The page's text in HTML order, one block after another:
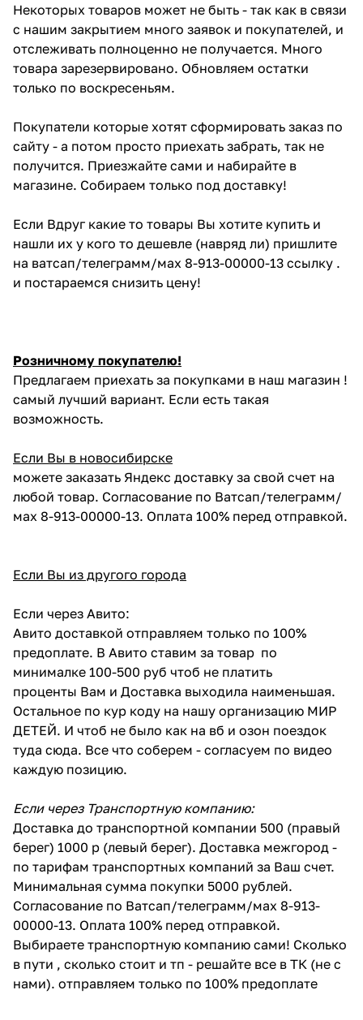
Некоторых товаров может не быть - так как в связи
с нашим закрытием много заявок и покупателей, и
отслеживать полноценно не получается. Много
товара зарезервировано. Обновляем остатки
только по воскресеньям.
Покупатели которые хотят сформировать заказ по
сайту - а потом просто приехать забрать, так не
получится. Приезжайте сами и набирайте в
магазине. Собираем только под доставку!
Если Вдруг какие то товары Вы хотите купить и
нашли их у кого то дешевле (навряд ли) пришлите
на ватсап/телеграмм/мах 8-913-00000-13 ссылку .
и постараемся снизить цену!
Розничному покупателю!
Предлагаем приехать за покупками в наш магазин !
самый лучший вариант. Если есть такая
возможность.
Если Вы в новосибирске
можете заказать Яндекс доставку за свой счет на
любой товар. Согласование по Ватсап/телеграмм/
мах 8-913-00000-13. Оплата 100% перед отправкой.
Если Вы из другого города
Если через Авито:
Авито доставкой отправляем только по 100%
предоплате. В Авито ставим за товар по
минималке 100-500 руб чтоб не платить
проценты Вам и Доставка выходила наименьшая.
Остальное по кур коду на нашу организацию МИР
ДЕТЕЙ. И чтоб не было как на вб и озон поездок
туда сюда. Все что соберем - согласуем по видео
каждую позицию.
Если через Транспортную компанию:
Доставка до транспортной компании 500 (правый
берег) 1000 р (левый берег). Доставка межгород -
по тарифам транспортных компаний за Ваш счет.
Минимальная сумма покупки 5000 рублей.
Согласование по Ватсап/телеграмм/мах 8-913-
00000-13. Оплата 100% перед отправкой.
Выбираете транспортную компанию сами! Сколько
в пути , сколько стоит и тп - решайте все в ТК (не с
нами). отправляем только по 100% предоплате